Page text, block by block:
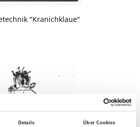
Details Über Cookies
"Kranichklaue"